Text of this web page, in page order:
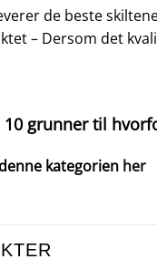
de beste
– Dersom det
grunner til
kategorien her